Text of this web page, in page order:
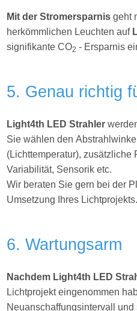
Mit der Stromersparnis geht
herkömmlichen Leuchten auf
signifikante CO2 - Ersparnis
5. Genau richtig
Light4th LED Strahler
Sie wählen den
(Lichttemperatur), zusätzliche
Variabilität, Sensorik etc.
Wir beraten Sie gern bei der
Umsetzung Ihres Lichtprojekts.
6. Wartungsarm
Nachdem Light4th LED
Lichtprojekt eingenommen
Neuanschaffungsintervall